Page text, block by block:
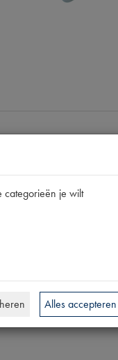
categorieën je wilt
Alles accepteren